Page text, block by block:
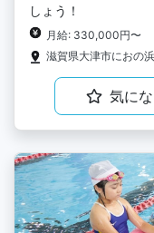
しょう！
月給: 330,000円〜
滋賀県大津市におの
気に